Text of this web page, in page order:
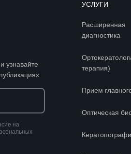
узнавайте
на
УСЛУГИ
Расширенная
диагностика
терапия)
Прием
Оптическая